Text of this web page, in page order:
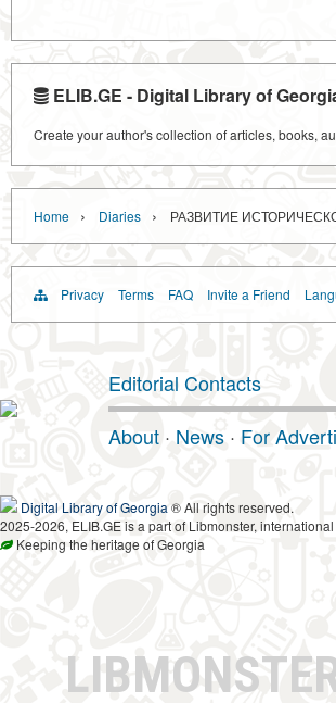
ELIB.GE - Digital Library of
Create your author's collection of articles, books,
Home › Diaries › РАЗВИТИЕ
Privacy Terms FAQ Invite a Friend
Editorial Contacts
About · News · For
Digital Library of Georgia ® All rights reserved.
2025-2026, ELIB.GE is a part of Libmonster,
Keeping the heritage of Georgia